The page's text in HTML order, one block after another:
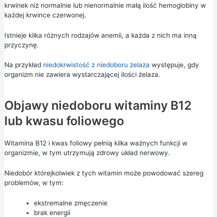
krwinek niż normalnie lub nienormalnie małą ilość hemoglobiny w
każdej krwince czerwonej.
Istnieje kilka różnych rodzajów anemii, a każda z nich ma inną
przyczynę.
Na przykład niedokrwistość z niedoboru żelaza występuje, gdy
organizm nie zawiera wystarczającej ilości żelaza.
Objawy niedoboru witaminy B12
lub kwasu foliowego
Witamina B12 i kwas foliowy pełnią kilka ważnych funkcji w
organizmie, w tym utrzymują zdrowy układ nerwowy.
Niedobór którejkolwiek z tych witamin może powodować szereg
problemów, w tym:
ekstremalne zmęczenie
brak energii